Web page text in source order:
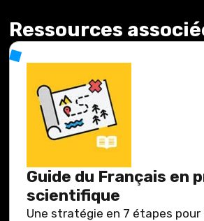
Ressources
Guide du Français en
scientifique
Une stratégie en 7 étapes pour